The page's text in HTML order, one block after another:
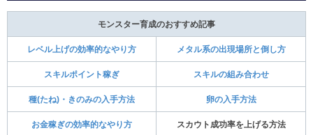
モンスター育成のおすすめ記事
レベル上げの効率的なやり方 メタル系の出現場所と倒し方
スキルポイント稼ぎ スキルの組み合わせ
種(たね)・きのみの入手方法 卵の入手方法
お金稼ぎの効率的なやり方 スカウト成功率を上げる方法